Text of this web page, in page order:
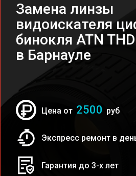
Замена линзы
видоискателя
бинокля ATN
в Барнауле
Цена от 2500 руб
Экспресс ремонт в
Гарантия до 3-х лет